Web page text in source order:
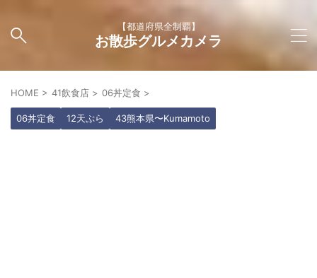
【都道府県全制覇】
お散歩グルメカメラ
HOME > 41飲食店 > 06丼定食 >
06丼定食 12天ぷら 43熊本県〜Kumamoto